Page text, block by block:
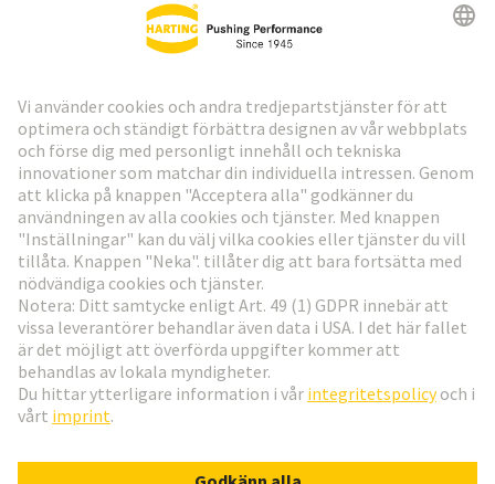
HARTING:s nyhetsbrev
Gå till registrering
Social Media
Sverige